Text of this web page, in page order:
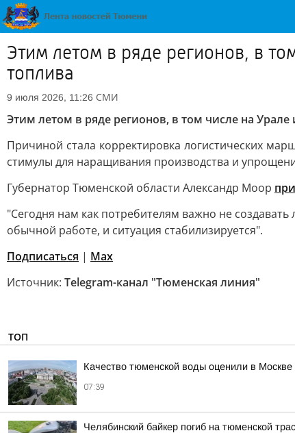
Этим летом в ряде регионов, в
топлива
9 июля 2026, 11:26 СМИ
Этим летом в ряде регионов, в том числе на
Причиной стала корректировка логистических
стимулы для наращивания производства и
Губернатор Тюменской области Александр Моор
"Сегодня нам как потребителям важно не
обычной работе, и ситуация стабилизируется".
Подписаться | Мах
Источник: Telegram-канал "Тюменская линия"
ТОП
Качество тюменской воды оценили в Москве
07:39
Челябинский байкер погиб на тюменской